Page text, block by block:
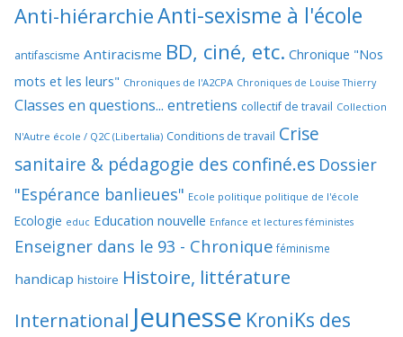
Anti-hiérarchieAnti-sexisme à l'école
antifascisme Antiracisme BD, ciné, etc. Chronique "Nos
mots et les leurs" Chroniques de l'A2CPA Chroniques de Louise Thierry
Classes en questions... entretiens collectif de travail Collection
N'Autre école / Q2C (Libertalia) Conditions de travail Crise
sanitaire & pédagogie des confiné.es Dossier
"Espérance banlieues" Ecole politique politique de l'école
Ecologie educ Education nouvelle Enfance et lectures féministes
Enseigner dans le 93 - Chronique féminisme
handicap histoire Histoire, littérature
International Jeunesse KroniKs des